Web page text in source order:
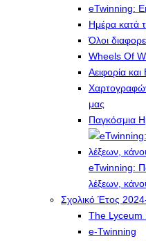
eTwinning:
Ημέρα κατά
Όλοι
Wheels Of
Αειφορία και
μας
Παγκόσμια
eTwinning:
λέξεων,
Σχολικό Έτος
The Lyceum
e-Twinning